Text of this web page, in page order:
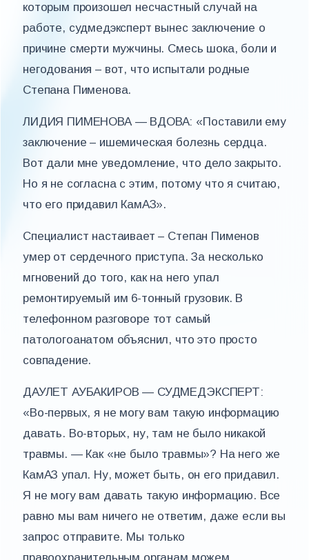
которым произошел несчастный случай на
работе, судмедэксперт вынес заключение о
причине смерти мужчины. Смесь шока, боли и
негодования – вот, что испытали родные
Степана Пименова.
ЛИДИЯ ПИМЕНОВА — ВДОВА: «Поставили ему
заключение – ишемическая болезнь сердца.
Вот дали мне уведомление, что дело закрыто.
Но я не согласна с этим, потому что я считаю,
что его придавил КамАЗ».
Специалист настаивает – Степан Пименов
умер от сердечного приступа. За несколько
мгновений до того, как на него упал
ремонтируемый им 6-тонный грузовик. В
телефонном разговоре тот самый
патологоанатом объяснил, что это просто
совпадение.
ДАУЛЕТ АУБАКИРОВ — СУДМЕДЭКСПЕРТ:
«Во-первых, я не могу вам такую информацию
давать. Во-вторых, ну, там не было никакой
травмы. — Как «не было травмы»? На него же
КамАЗ упал. Ну, может быть, он его придавил.
Я не могу вам давать такую информацию. Все
равно мы вам ничего не ответим, даже если вы
запрос отправите. Мы только